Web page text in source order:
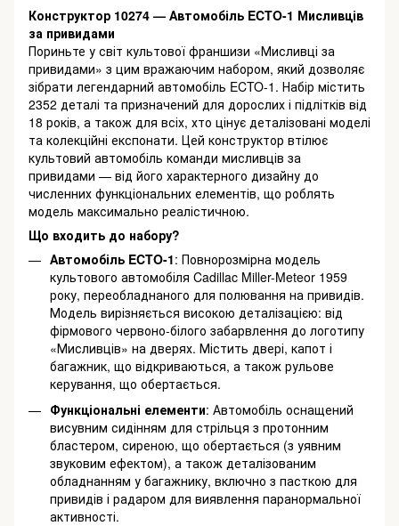
Конструктор 10274 — Автомобіль ECTO-1 Мисливців
за привидами
Пориньте у світ культової франшизи «Мисливці за
привидами» з цим вражаючим набором, який дозволяє
зібрати легендарний автомобіль ECTO-1. Набір містить
2352 деталі та призначений для дорослих і підлітків від
18 років, а також для всіх, хто цінує деталізовані моделі
та колекційні експонати. Цей конструктор втілює
культовий автомобіль команди мисливців за
привидами — від його характерного дизайну до
численних функціональних елементів, що роблять
модель максимально реалістичною.
Що входить до набору?
Автомобіль ECTO-1: Повнорозмірна модель
культового автомобіля Cadillac Miller-Meteor 1959
року, переобладнаного для полювання на привидів.
Модель вирізняється високою деталізацією: від
фірмового червоно-білого забарвлення до логотипу
«Мисливців» на дверях. Містить двері, капот і
багажник, що відкриваються, а також рульове
керування, що обертається.
Функціональні елементи: Автомобіль оснащений
висувним сидінням для стрільця з протонним
бластером, сиреною, що обертається (з уявним
звуковим ефектом), а також деталізованим
обладнанням у багажнику, включно з пасткою для
привидів і радаром для виявлення паранормальної
активності.